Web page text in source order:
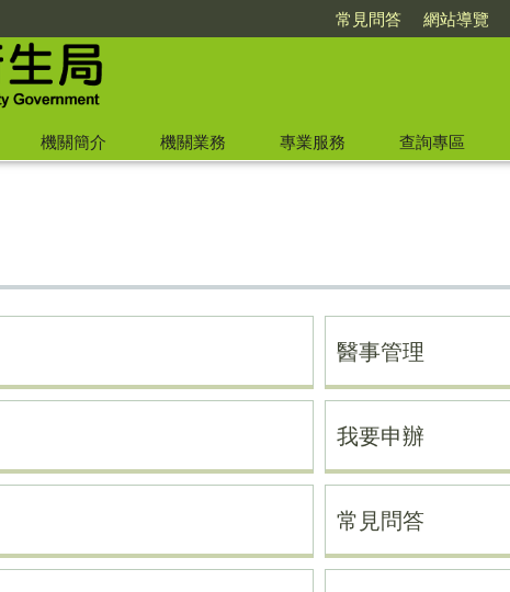
常見問答 網站導覽
機關簡介 機關業務 專業服務 查詢專區
醫事管理
我要申辦
常見問答